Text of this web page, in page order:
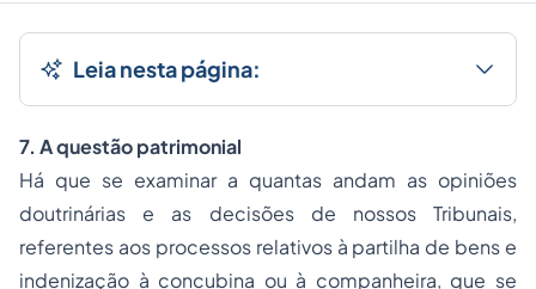
Leia nesta página:
7. A questão patrimonial
Há que se examinar a quantas andam as opiniões
doutrinárias e as decisões de nossos Tribunais,
referentes aos processos relativos à partilha de bens e
indenização à concubina ou à companheira, que se